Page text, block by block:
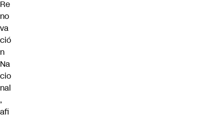
Re
no
va
ció
n
Na
cio
nal
,
afi